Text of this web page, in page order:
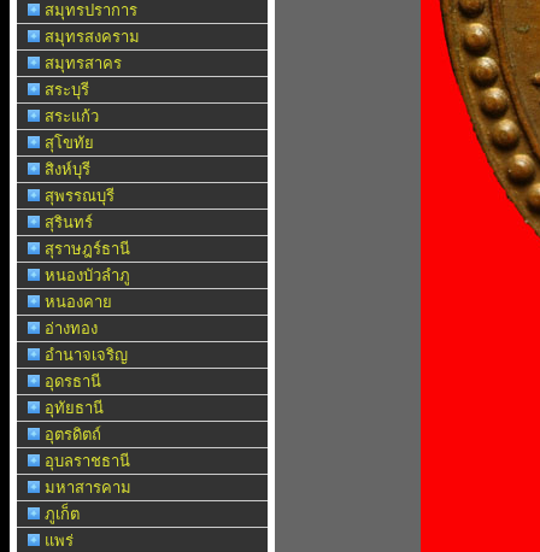
สมุทรปราการ
สมุทรสงคราม
สมุทรสาคร
สระบุรี
สระแก้ว
สุโขทัย
สิงห์บุรี
สุพรรณบุรี
สุรินทร์
สุราษฎร์ธานี
หนองบัวลำภู
หนองคาย
อ่างทอง
อำนาจเจริญ
อุดรธานี
อุทัยธานี
อุตรดิตถ์
อุบลราชธานี
มหาสารคาม
ภูเก็ต
แพร่